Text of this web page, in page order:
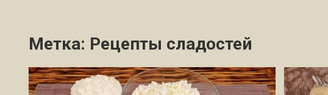
Метка: Рецепты сладостей